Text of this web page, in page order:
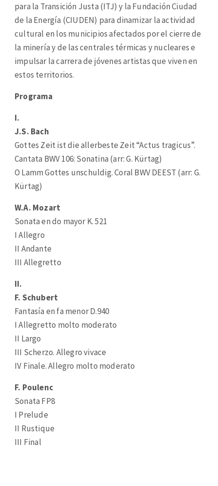
para la Transición Justa (ITJ) y la Fundación Ciudad
de la Energía (CIUDEN) para dinamizar la actividad
cultural en los municipios afectados por el cierre de
la minería y de las centrales térmicas y nucleares e
impulsar la carrera de jóvenes artistas que viven en
estos territorios.
Programa
I.
J.S. Bach
Gottes Zeit ist die allerbeste Zeit “Actus tragicus”.
Cantata BWV 106: Sonatina (arr: G. Kürtag)
O Lamm Gottes unschuldig. Coral BWV DEEST (arr: G.
Kürtag)
W.A. Mozart
Sonata en do mayor K. 521
I Allegro
II Andante
III Allegretto
II.
F. Schubert
Fantasía en fa menor D.940
I Allegretto molto moderato
II Largo
III Scherzo. Allegro vivace
IV Finale. Allegro molto moderato
F. Poulenc
Sonata FP8
I Prelude
II Rustique
III Final